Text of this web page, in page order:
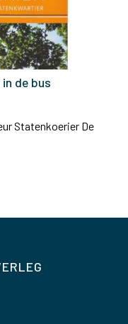
de bus
Statenkoerier De